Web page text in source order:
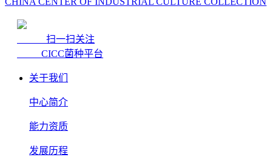
扫一扫关注
CICC菌种平台
关于我们
中心简介
能力资质
发展历程